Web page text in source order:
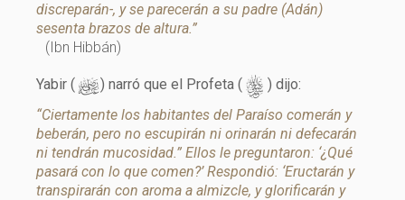
discreparán-, y se parecerán a su padre (Adán)
sesenta brazos de altura.”
(Ibn Hibbán)
Yabir (d) narró que el Profeta ( s ) dijo:
“Ciertamente los habitantes del Paraíso comerán y
beberán, pero no escupirán ni orinarán ni defecarán
ni tendrán mucosidad.” Ellos le preguntaron: ‘¿Qué
pasará con lo que comen?’ Respondió: ‘Eructarán y
transpirarán con aroma a almizcle, y glorificarán y